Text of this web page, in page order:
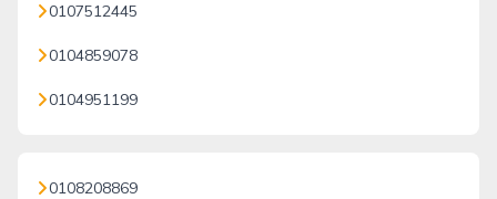
0107512445
0104859078
0104951199
0108208869